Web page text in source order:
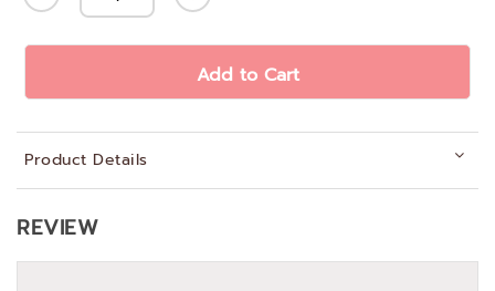
Add to Cart
Product Details
REVIEW